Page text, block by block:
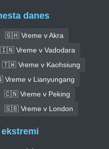
danes
🇬🇭 Vreme v Akra
🇮🇳 Vreme v Vadodara
🇹🇼 Vreme v Kaohsiung
v Lianyungang
🇨🇳 Vreme v Peking
🇬🇧 Vreme v London